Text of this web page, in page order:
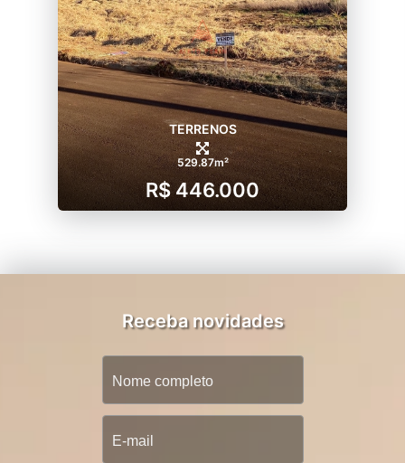
TERRENOS
529.87m²
R$ 446.000
Receba novidades